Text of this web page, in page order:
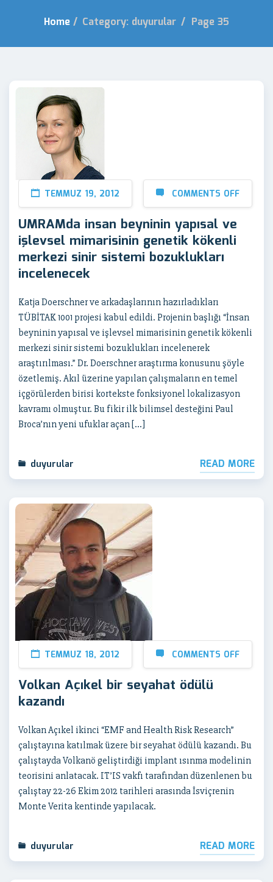
Home / Category: duyurular / Page 35
TEMMUZ 19, 2012 COMMENTS OFF
UMRAMda insan beyninin yapısal ve
işlevsel mimarisinin genetik kökenli
merkezi sinir sistemi bozuklukları
incelenecek
Katja Doerschner ve arkadaşlarının hazırladıkları
TÜBİTAK 1001 projesi kabul edildi. Projenin başlığı “İnsan
beyninin yapısal ve işlevsel mimarisinin genetik kökenli
merkezi sinir sistemi bozuklukları incelenerek
araştırılması.” Dr. Doerschner araştırma konusunu şöyle
özetlemiş. Akıl üzerine yapılan çalışmaların en temel
içgörülerden birisi kortekste fonksiyonel lokalizasyon
kavramı olmuştur. Bu fikir ilk bilimsel desteğini Paul
Broca’nın yeni ufuklar açan […]
duyurular READ MORE
TEMMUZ 18, 2012 COMMENTS OFF
Volkan Açıkel bir seyahat ödülü
kazandı
Volkan Açıkel ikinci “EMF and Health Risk Research”
çalıştayına katılmak üzere bir seyahat ödülü kazandı. Bu
çalıştayda Volkanö geliştirdiği implant ısınma modelinin
teorisini anlatacak. IT’IS vakfı tarafından düzenlenen bu
çalıştay 22-26 Ekim 2012 tarihleri arasında İsviçrenin
Monte Verita kentinde yapılacak.
duyurular READ MORE